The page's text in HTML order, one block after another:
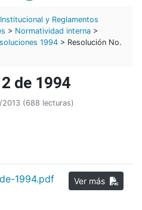
y Reglamentos
> Normatividad interna >
1994 > Resolución No.
de 1994
2013 (688 lecturas)
1994.pdf